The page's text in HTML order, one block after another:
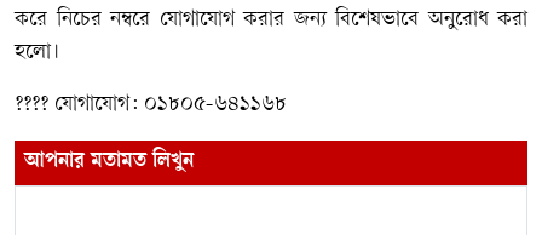
করে নিচের নম্বরে যোগাযোগ করার জন্য বিশেষভাবে অনুরোধ করা
হলো।
???? যোগাযোগ: ০১৮০৫-৬৪১১৬৮
আপনার মতামত লিখুন